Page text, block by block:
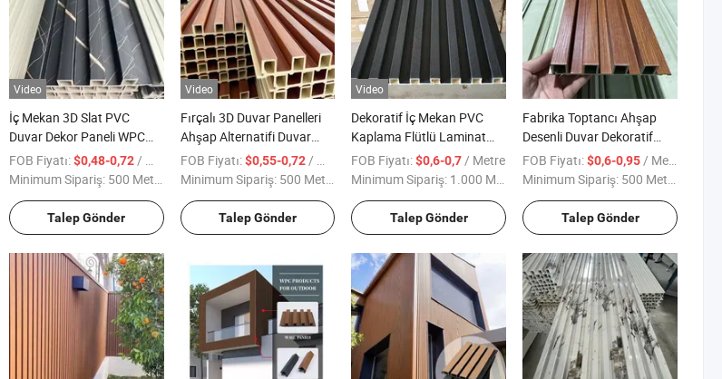
Video
İç Mekan 3D Slat PVC
Duvar Dekor Paneli WPC
Flutlu Duvar Kaplaması
FOB Fiyatı:$0,48-0,72 / Metre
Minimum Sipariş: 500 Metre
Talep Gönder
Video
Fırçalı 3D Duvar Panelleri
Ahşap Alternatifi Duvar
Paneli İç Mekan WPC
Kaplama
FOB Fiyatı:$0,55-0,72 / Metre
Minimum Sipariş: 500 Metre
Talep Gönder
Video
Dekoratif İç Mekan PVC
Kaplama Flütlü Laminat
Akustik WPC Duvar
Panelleri
FOB Fiyatı:$0,6-0,7 / Metre
Minimum Sipariş: 1.000 Metre
Talep Gönder
Fabrika Toptancı Ahşap
Desenli Duvar Dekoratif
Panel WPC PVC Duvar
Paneli
FOB Fiyatı:$0,6-0,95 / Metre
Minimum Sipariş: 500 Metre
Talep Gönder